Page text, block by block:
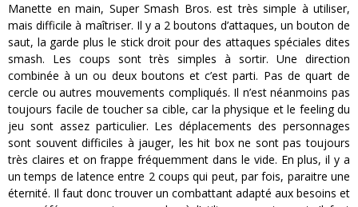
Manette en main, Super Smash Bros. est très simple à utiliser,
mais difficile à maîtriser. Il y a 2 boutons d’attaques, un bouton de
saut, la garde plus le stick droit pour des attaques spéciales dites
smash. Les coups sont très simples à sortir. Une direction
combinée à un ou deux boutons et c’est parti. Pas de quart de
cercle ou autres mouvements compliqués. Il n’est néanmoins pas
toujours facile de toucher sa cible, car la physique et le feeling du
jeu sont assez particulier. Les déplacements des personnages
sont souvent difficiles à jauger, les hit box ne sont pas toujours
très claires et on frappe fréquemment dans le vide. En plus, il y a
un temps de latence entre 2 coups qui peut, par fois, paraitre une
éternité. Il faut donc trouver un combattant adapté aux besoins et